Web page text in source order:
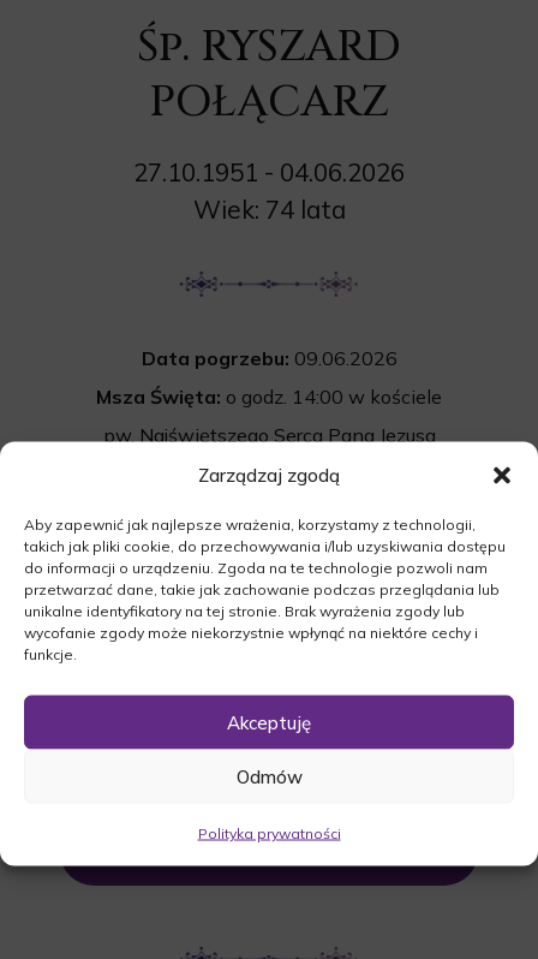
Zarządzaj zgodą
Aby zapewnić jak najlepsze wrażenia, korzystamy z technologii,
takich jak pliki cookie, do przechowywania i/lub uzyskiwania dostępu
do informacji o urządzeniu. Zgoda na te technologie pozwoli nam
przetwarzać dane, takie jak zachowanie podczas przeglądania lub
unikalne identyfikatory na tej stronie. Brak wyrażenia zgody lub
wycofanie zgody może niekorzystnie wpłynąć na niektóre cechy i
funkcje.
Akceptuję
Odmów
Polityka prywatności
Śp. RYSZARD
POŁĄCARZ
27.10.1951 - 04.06.2026
Wiek: 74 lata
Data pogrzebu: 09.06.2026
Msza Święta: o godz. 14:00 w kościele
pw. Najświętszego Serca Pana Jezusa
w Krobielewku
Cmentarz:Uroczystość pogrzebowa
rozpocznie się po mszy św. na cmentarzu
komunalnym w Krobielewku.